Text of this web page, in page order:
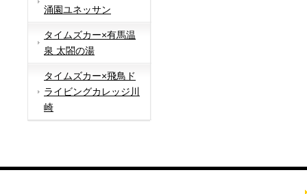
涌園ユネッサン
タイムズカー×有馬温
泉 太閤の湯
タイムズカー×飛鳥ド
ライビングカレッジ川
崎